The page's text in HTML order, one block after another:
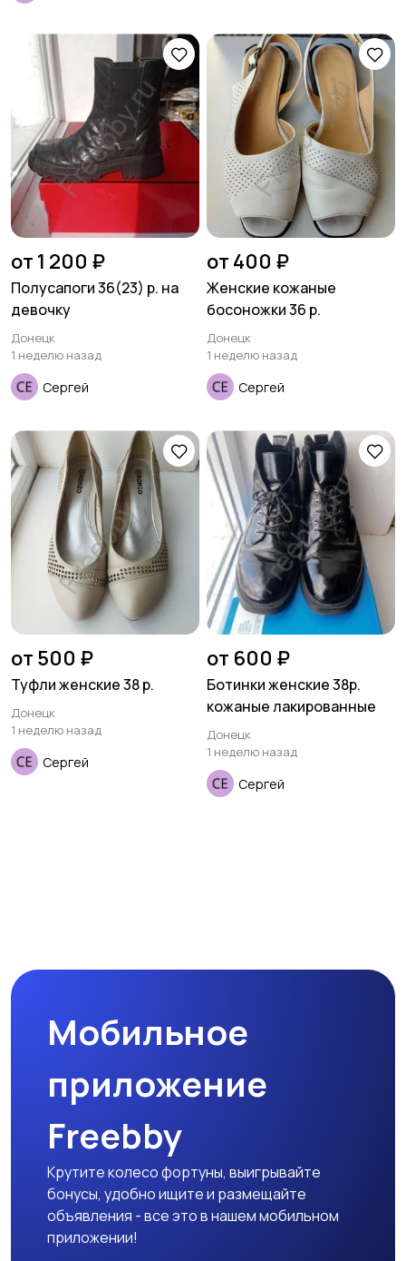
от 1 200 ₽
Полусапоги 36(23) р. на
девочку
Донецк
1 неделю назад
Сергей
от 400 ₽
Женские кожаные
босоножки 36 р.
Донецк
1 неделю назад
Сергей
от 500 ₽
Туфли женские 38 р.
Донецк
1 неделю назад
Сергей
от 600 ₽
Ботинки женские 38р.
кожаные лакированные
Донецк
1 неделю назад
Сергей
Мобильное
приложение
Freebby
Крутите колесо фортуны, выигрывайте
бонусы, удобно ищите и размещайте
объявления - все это в нашем мобильном
приложении!